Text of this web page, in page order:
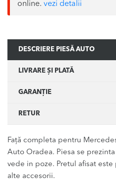
online. vezi detalii
DESCRIERE PIESĂ AUTO
LIVRARE ȘI PLATĂ
GARANȚIE
RETUR
Față completa pentru
Auto Oradea. Piesa se
vede in poze. Pretul afisat este
alte accesorii.